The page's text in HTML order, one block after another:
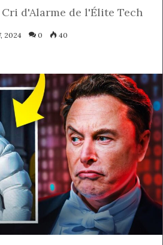
Cri d'Alarme de l'Élite Tech
2024 0 40